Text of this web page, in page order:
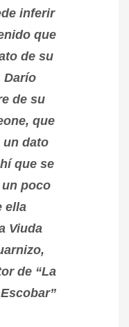
inferir
que
de su
Darío
de su
que
un dato
que se
poco
ella
Viuda
de “La